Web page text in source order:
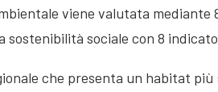
viene valutata mediante
sostenibilità sociale con 8
che presenta un habitat